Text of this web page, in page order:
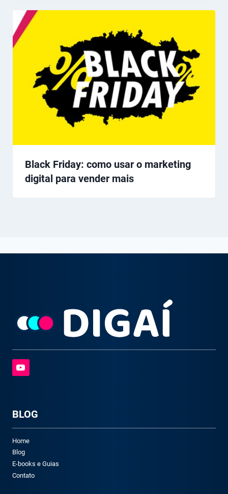
Black Friday: como usar o marketing
digital para vender mais
BLOG
Home
Blog
E-books e Guias
Contato